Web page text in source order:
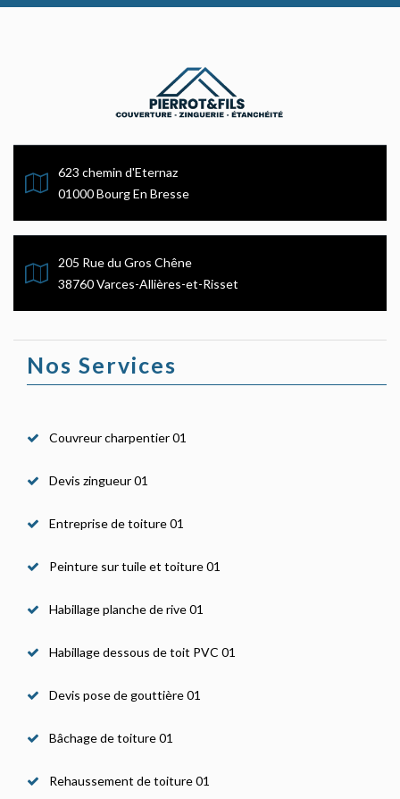
623 chemin d'Eternaz
01000 Bourg En Bresse
205 Rue du Gros Chêne
38760 Varces-Allières-et-Risset
Nos Services
Couvreur charpentier 01
Devis zingueur 01
Entreprise de toiture 01
Peinture sur tuile et toiture 01
Habillage planche de rive 01
Habillage dessous de toit PVC 01
Devis pose de gouttière 01
Bâchage de toiture 01
Rehaussement de toiture 01